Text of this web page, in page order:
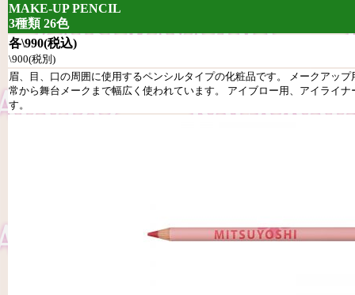
MAKE-UP PENCIL
3種類 26色
各\990(税込)
\900(税別)
眉、目、口の周囲に使用するペンシルタイプの化粧品です。 メークアッ
常から舞台メークまで幅広く使われています。 アイブロー用、アイライ
す。